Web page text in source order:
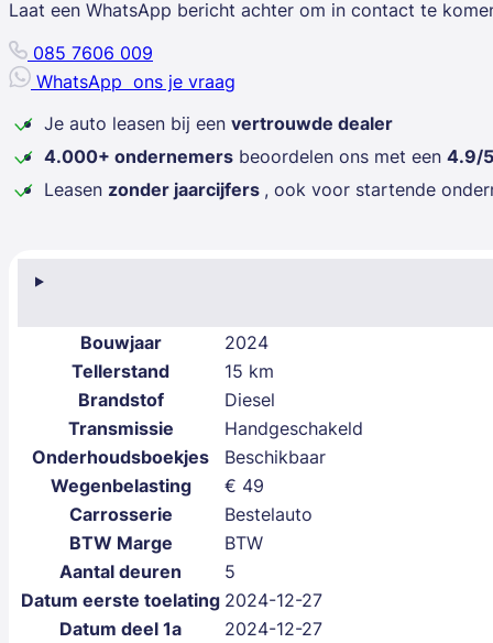
Bouwjaar
2024
Tellerstand
15 km
Brandstof
Diesel
Transmissie
Handgeschakeld
Onderhoudsboekjes
Beschikbaar
Wegenbelasting
€ 49
Carrosserie
Bestelauto
BTW Marge
BTW
Aantal deuren
5
Datum eerste toelating 2024-12-27
Datum deel 1a
2024-12-27
Laat een WhatsApp bericht achter om in contact te
085 7606 009
WhatsApp ons je vraag
Je auto leasen bij een vertrouwde dealer
4.000+ ondernemers beoordelen ons met een 4.9/5
Leasen zonder jaarcijfers , ook voor startende